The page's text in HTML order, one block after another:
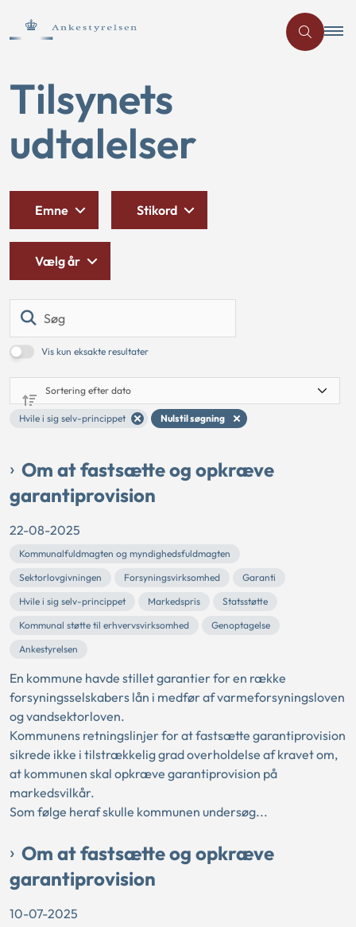
Tilsynets
udtalelser
Vis kun eksakte resultater
Hvile i sig selv-princippet Nulstil søgning
Emne Stikord
Vælg år
Om at fastsætte og opkræve
garantiprovision
22-08-2025
Kommunalfuldmagten og myndighedsfuldmagten
Sektorlovgivningen
Forsyningsvirksomhed
Garanti
Hvile i sig selv-princippet
Markedspris
Statsstøtte
Kommunal støtte til erhvervsvirksomhed
Genoptagelse
Ankestyrelsen
En kommune havde stillet garantier for en række
forsyningsselskabers lån i medfør af varmeforsyningsloven
og vandsektorloven.
Kommunens retningslinjer for at fastsætte garantiprovision
sikrede ikke i tilstrækkelig grad overholdelse af kravet om,
at kommunen skal opkræve garantiprovision på
markedsvilkår.
Som følge heraf skulle kommunen undersøg...
Om at fastsætte og opkræve
garantiprovision
10-07-2025